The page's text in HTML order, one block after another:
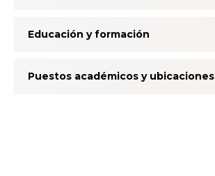
Educación y formación
Puestos académicos y ubicaciones